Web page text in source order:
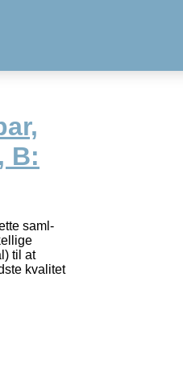
B:
saml-
til at
kvalitet